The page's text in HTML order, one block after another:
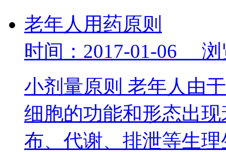
老年人用药原则
时间：2017-01-06 浏
小剂量原则 老年人由
细胞的功能和形态出
布、代谢、排泄等生